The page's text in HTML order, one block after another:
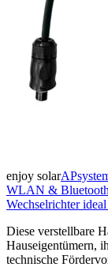
enjoy solar
WLAN &
Wechselrichter
Diese verstellbare
Hauseigentümern,
technische